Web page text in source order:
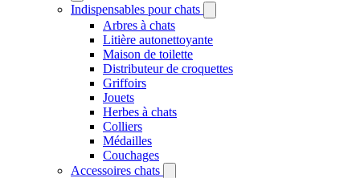
Indispensables pour chats
Arbres à chats
Litière autonettoyante
Maison de toilette
Distributeur de croquettes
Griffoirs
Jouets
Herbes à chats
Colliers
Médailles
Couchages
Accessoires chats